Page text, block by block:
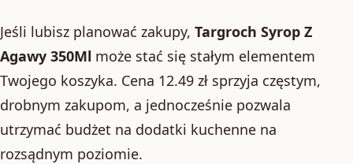
Jeśli lubisz planować zakupy, Targroch Syrop Z
Agawy 350Ml może stać się stałym elementem
Twojego koszyka. Cena 12.49 zł sprzyja częstym,
drobnym zakupom, a jednocześnie pozwala
utrzymać budżet na dodatki kuchenne na
rozsądnym poziomie.